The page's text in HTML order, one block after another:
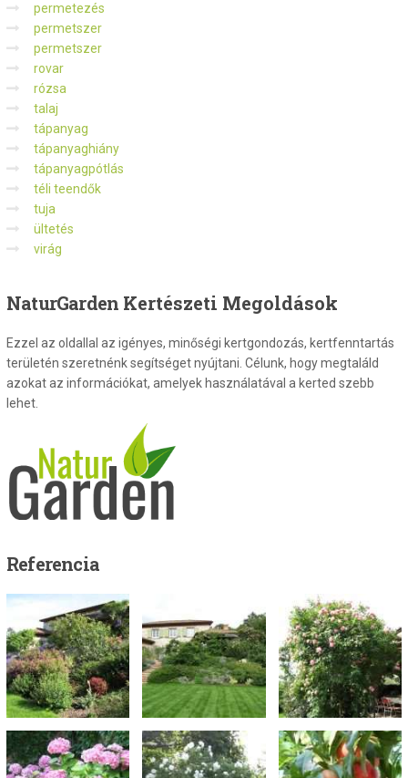
permetezés
permetszer
permetszer
rovar
rózsa
talaj
tápanyag
tápanyaghiány
tápanyagpótlás
téli teendők
tuja
ültetés
virág
NaturGarden Kertészeti Megoldások
Ezzel az oldallal az igényes, minőségi kertgondozás, kertfenntartás
területén szeretnénk segítséget nyújtani. Célunk, hogy megtaláld
azokat az információkat, amelyek használatával a kerted szebb
lehet.
Referencia